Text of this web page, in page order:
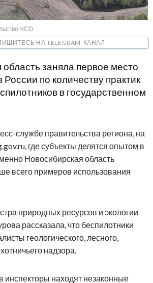
НСО
НА TELEGRAM-КАНАЛ
заняла первое место
по количеству практик
в государственном
службе правительства региона, на
где субъекты делятся опытом в
Новосибирская область
всего примеров использования
природных ресурсов и экологии
рассказала, что беспилотники
геологического, лесного,
надзора.
находят незаконные